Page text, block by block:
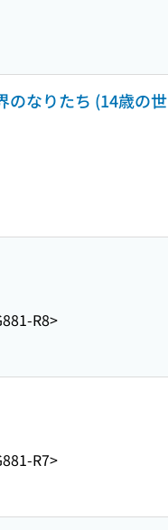
のなりたち (14歳の世
R8>
R7>